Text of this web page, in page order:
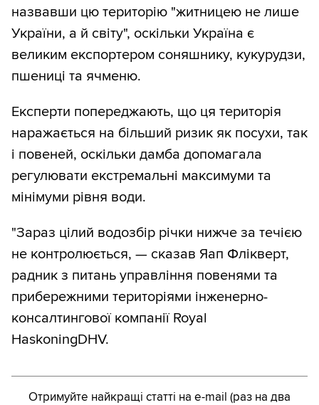
назвавши цю територію "житницею не лише
України, а й світу", оскільки Україна є
великим експортером соняшнику, кукурудзи,
пшениці та ячменю.
Експерти попереджають, що ця територія
наражається на більший ризик як посухи, так
і повеней, оскільки дамба допомагала
регулювати екстремальні максимуми та
мінімуми рівня води.
"Зараз цілий водозбір річки нижче за течією
не контролюється, — сказав Яап Флікверт,
радник з питань управління повенями та
прибережними територіями інженерно-
консалтингової компанії Royal
HaskoningDHV.
Отримуйте найкращі статті на e-mail (раз на два